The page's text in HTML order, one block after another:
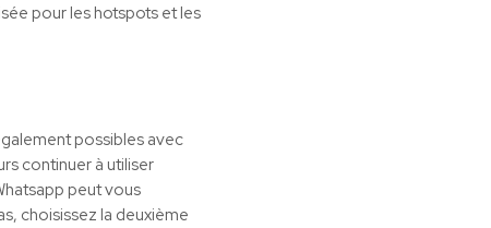
pour les hotspots et les
possibles avec
continuer à utiliser
peut vous
choisissez la deuxième